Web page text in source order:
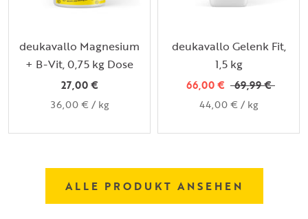
deukavallo Magnesium
+ B-Vit, 0,75 kg Dose
27,00 €
36,00 € / kg
deukavallo Gelenk Fit,
1,5 kg
66,00 €
69,99 €
44,00 € / kg
ALLE PRODUKT ANSEHEN